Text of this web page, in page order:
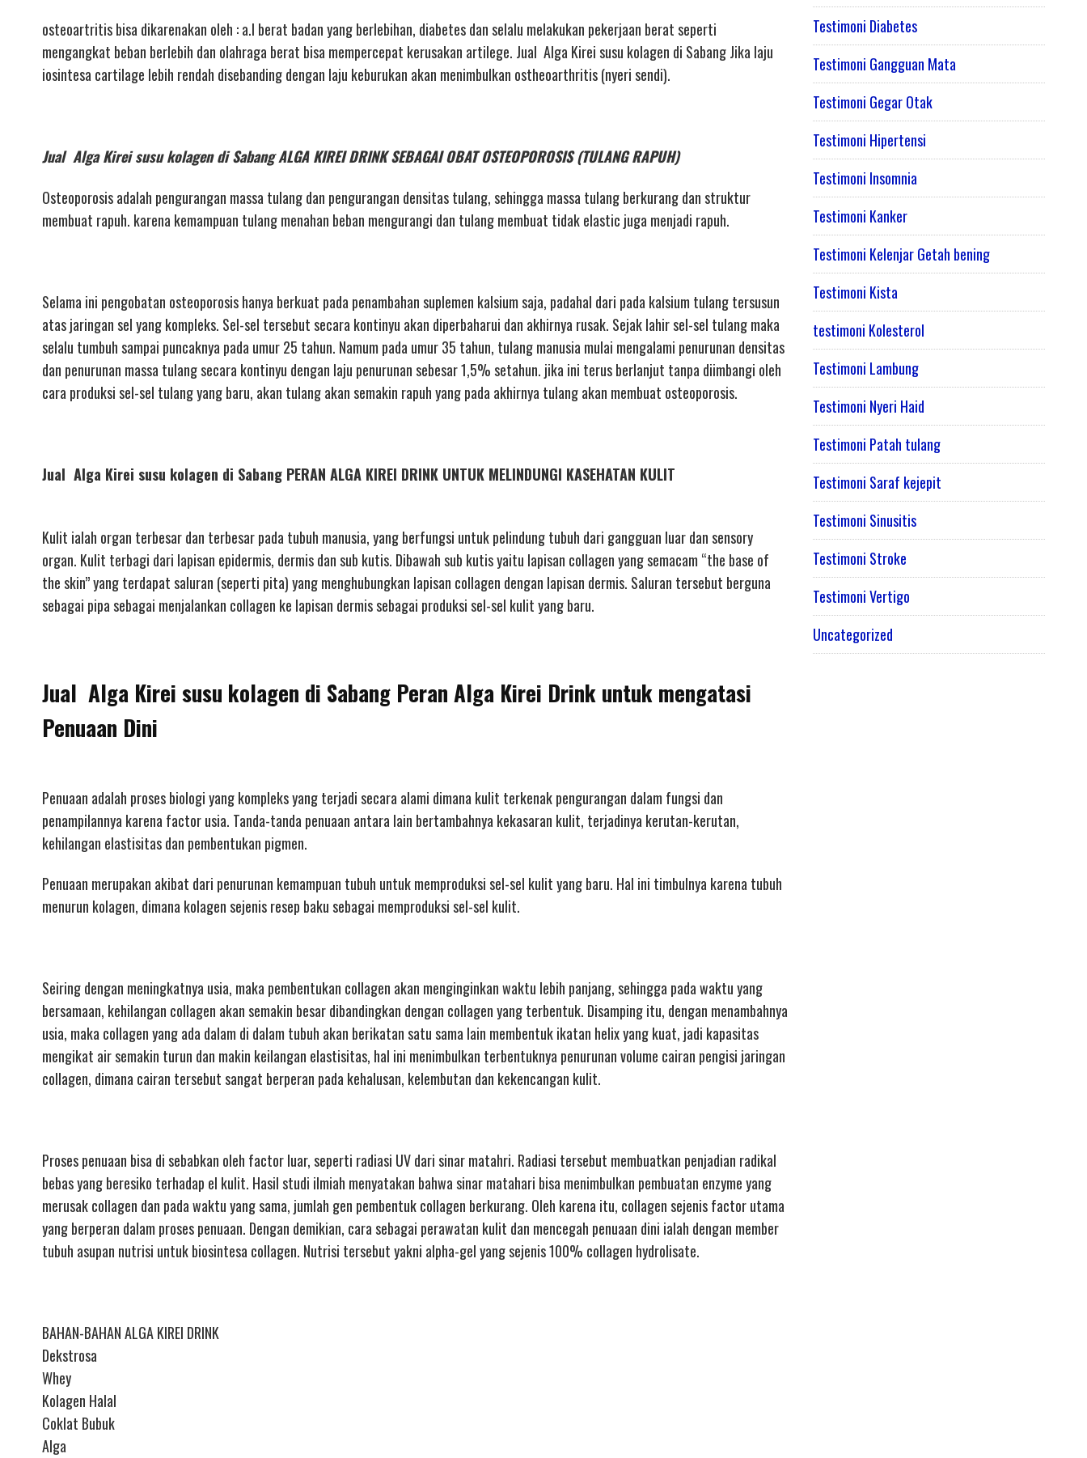
osteoartritis bisa dikarenakan oleh : a.l berat badan yang berlebihan, diabetes dan selalu melakukan pekerjaan berat seperti
mengangkat beban berlebih dan olahraga berat bisa mempercepat kerusakan artilege. Jual Alga Kirei susu kolagen di Sabang Jika laju
iosintesa cartilage lebih rendah disebanding dengan laju keburukan akan menimbulkan ostheoarthritis (nyeri sendi).
Jual Alga Kirei susu kolagen di Sabang ALGA KIREI DRINK SEBAGAI OBAT OSTEOPOROSIS (TULANG RAPUH)
Osteoporosis adalah pengurangan massa tulang dan pengurangan densitas tulang, sehingga massa tulang berkurang dan struktur
membuat rapuh. karena kemampuan tulang menahan beban mengurangi dan tulang membuat tidak elastic juga menjadi rapuh.
Selama ini pengobatan osteoporosis hanya berkuat pada penambahan suplemen kalsium saja, padahal dari pada kalsium tulang tersusun
atas jaringan sel yang kompleks. Sel-sel tersebut secara kontinyu akan diperbaharui dan akhirnya rusak. Sejak lahir sel-sel tulang maka
selalu tumbuh sampai puncaknya pada umur 25 tahun. Namum pada umur 35 tahun, tulang manusia mulai mengalami penurunan densitas
dan penurunan massa tulang secara kontinyu dengan laju penurunan sebesar 1,5% setahun. jika ini terus berlanjut tanpa diimbangi oleh
cara produksi sel-sel tulang yang baru, akan tulang akan semakin rapuh yang pada akhirnya tulang akan membuat osteoporosis.
Jual Alga Kirei susu kolagen di Sabang PERAN ALGA KIREI DRINK UNTUK MELINDUNGI KASEHATAN KULIT
Kulit ialah organ terbesar dan terbesar pada tubuh manusia, yang berfungsi untuk pelindung tubuh dari gangguan luar dan sensory
organ. Kulit terbagi dari lapisan epidermis, dermis dan sub kutis. Dibawah sub kutis yaitu lapisan collagen yang semacam “the base of
the skin” yang terdapat saluran (seperti pita) yang menghubungkan lapisan collagen dengan lapisan dermis. Saluran tersebut berguna
sebagai pipa sebagai menjalankan collagen ke lapisan dermis sebagai produksi sel-sel kulit yang baru.
Jual Alga Kirei susu kolagen di Sabang Peran Alga Kirei Drink untuk mengatasi
Penuaan Dini
Penuaan adalah proses biologi yang kompleks yang terjadi secara alami dimana kulit terkenak pengurangan dalam fungsi dan
penampilannya karena factor usia. Tanda-tanda penuaan antara lain bertambahnya kekasaran kulit, terjadinya kerutan-kerutan,
kehilangan elastisitas dan pembentukan pigmen.
Penuaan merupakan akibat dari penurunan kemampuan tubuh untuk memproduksi sel-sel kulit yang baru. Hal ini timbulnya karena tubuh
menurun kolagen, dimana kolagen sejenis resep baku sebagai memproduksi sel-sel kulit.
Seiring dengan meningkatnya usia, maka pembentukan collagen akan menginginkan waktu lebih panjang, sehingga pada waktu yang
bersamaan, kehilangan collagen akan semakin besar dibandingkan dengan collagen yang terbentuk. Disamping itu, dengan menambahnya
usia, maka collagen yang ada dalam di dalam tubuh akan berikatan satu sama lain membentuk ikatan helix yang kuat, jadi kapasitas
mengikat air semakin turun dan makin keilangan elastisitas, hal ini menimbulkan terbentuknya penurunan volume cairan pengisi jaringan
collagen, dimana cairan tersebut sangat berperan pada kehalusan, kelembutan dan kekencangan kulit.
Proses penuaan bisa di sebabkan oleh factor luar, seperti radiasi UV dari sinar matahri. Radiasi tersebut membuatkan penjadian radikal
bebas yang beresiko terhadap el kulit. Hasil studi ilmiah menyatakan bahwa sinar matahari bisa menimbulkan pembuatan enzyme yang
merusak collagen dan pada waktu yang sama, jumlah gen pembentuk collagen berkurang. Oleh karena itu, collagen sejenis factor utama
yang berperan dalam proses penuaan. Dengan demikian, cara sebagai perawatan kulit dan mencegah penuaan dini ialah dengan member
tubuh asupan nutrisi untuk biosintesa collagen. Nutrisi tersebut yakni alpha-gel yang sejenis 100% collagen hydrolisate.
BAHAN-BAHAN ALGA KIREI DRINK
Dekstrosa
Whey
Kolagen Halal
Coklat Bubuk
Alga
Testimoni Diabetes
Testimoni Gangguan Mata
Testimoni Gegar Otak
Testimoni Hipertensi
Testimoni Insomnia
Testimoni Kanker
Testimoni Kelenjar Getah bening
Testimoni Kista
testimoni Kolesterol
Testimoni Lambung
Testimoni Nyeri Haid
Testimoni Patah tulang
Testimoni Saraf kejepit
Testimoni Sinusitis
Testimoni Stroke
Testimoni Vertigo
Uncategorized